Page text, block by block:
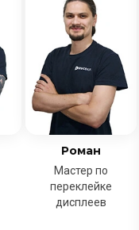
Роман
Мастер по
переклейке
дисплеев